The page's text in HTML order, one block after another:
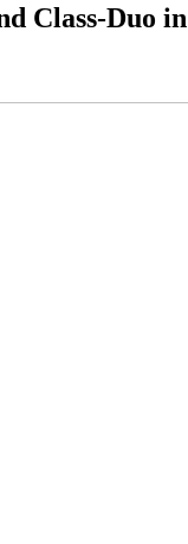
Class-Duo